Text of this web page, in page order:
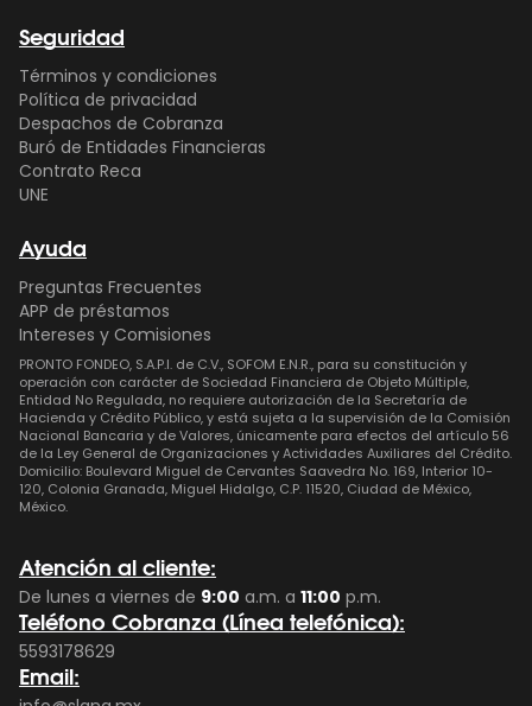
Seguridad
Términos y condiciones
Política de privacidad
Despachos de Cobranza
Buró de Entidades Financieras
Contrato Reca
UNE
Ayuda
Preguntas Frecuentes
APP de préstamos
Intereses y Comisiones
PRONTO FONDEO, S.A.P.I. de C.V., SOFOM E.N.R., para su constitución y
operación con carácter de Sociedad Financiera de Objeto Múltiple,
Entidad No Regulada, no requiere autorización de la Secretaría de
Hacienda y Crédito Público, y está sujeta a la supervisión de la Comisión
Nacional Bancaria y de Valores, únicamente para efectos del artículo 56
de la Ley General de Organizaciones y Actividades Auxiliares del Crédito.
Domicilio: Boulevard Miguel de Cervantes Saavedra No. 169, Interior 10-
120, Colonia Granada, Miguel Hidalgo, C.P. 11520, Ciudad de México,
México.
Atención al cliente:
De lunes a viernes de 9:00 a.m. a 11:00 p.m.
Teléfono Cobranza (Línea telefónica):
5593178629
Email: